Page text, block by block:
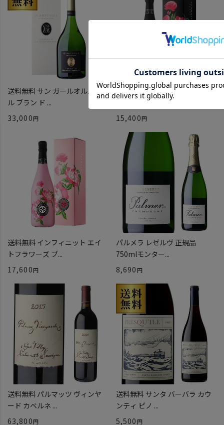
送料無料 サン ガールオルパー
ル ブラン ド ...
33,000
送料無料 インフィニット エイ
トフラワーズ ブ...
15,400
送料無料 インフィニット エイ
トフラワーズ ブ...
17,600
パルメラ レゼルヴ 正規品
750mlモンター...
8,690
送料無料 パルマッツ ヴィンヤ
ード カベルネ ...
63,800
送料無料 サンタ バーバラ カウ
ンティ ピノ ...
5,500